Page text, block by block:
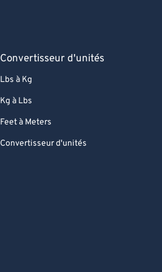
Convertisseur d'unités
Lbs à Kg
Kg à Lbs
Feet à Meters
Convertisseur d'unités